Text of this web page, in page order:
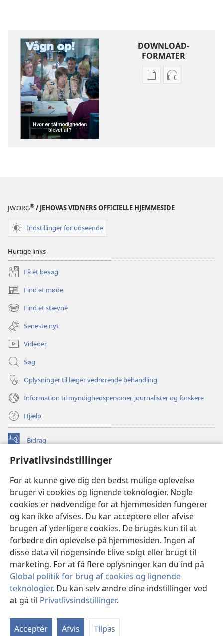
Privatlivsindstillinger
For at kunne give dig den bedst mulige oplevelse
bruger vi cookies og lignende teknologier. Nogle
cookies er nødvendige for at hjemmesiden fungerer
og kan ikke afvises. Du kan acceptere eller afvise
brugen af yderligere cookies. De bruges kun til at
forbedre din oplevelse på hjemmesiden. Ingen af
disse data vil nogensinde blive solgt eller brugt til
marketing. For at få flere oplysninger kan du ind på
Global politik for brug af cookies og lignende
teknologier. Du kan selv ændre dine indstillinger ved
at gå til Privatlivsindstillinger.
Acceptér Afvis Tilpas
DOWNLOAD-
FORMATER
Indstillinger
af?
Indstillinger
af?
JW.ORG® / JEHOVAS VIDNERS OFFICIELLE HJEMMESIDE
Indstillinger for udseende
Hurtige links
Få et besøg
Find et møde
(åbner
nyt
vindue)
Find et stævne
(åbner
nyt
vindue)
Seneste nyt
Videoer
Søg
Oplysninger til læger vedrørende behandling
Information til myndighedspersoner, journalister og forskere
Hjælp
Bidrag
(åbner
vindue)Watchtower ONLINE LIBRARY™
nyt
vindue)JW Hub
(åbner
nyt
vindue)JW Library
Watchtower Library
Copyright© 2026 Watch Tower Bible and Tract Society of Pennsylvania.
ANVENDELSESVILKÅR |PRIVATLIVSPOLITIK
PRIVATLIVSINDSTILLINGER